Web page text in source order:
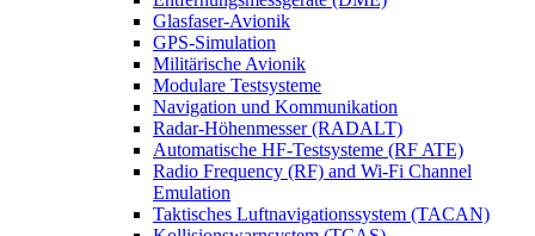
Glasfaser-Avionik
GPS-Simulation
Militärische Avionik
Modulare Testsysteme
Navigation und Kommunikation
Radar-Höhenmesser (RADALT)
Automatische HF-Testsysteme (RF ATE)
Radio Frequency (RF) and Wi-Fi Channel
Emulation
Taktisches Luftnavigationssystem (TACAN)